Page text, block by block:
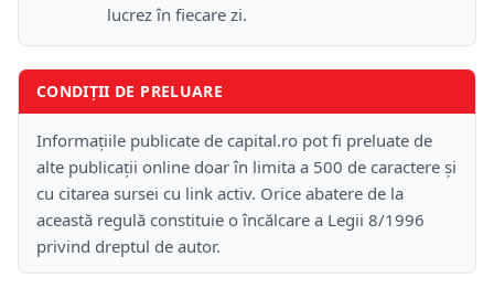
lucrez în fiecare zi.
CONDIȚII DE PRELUARE
Informațiile publicate de capital.ro pot fi preluate de
alte publicații online doar în limita a 500 de caractere și
cu citarea sursei cu link activ. Orice abatere de la
această regulă constituie o încălcare a Legii 8/1996
privind dreptul de autor.